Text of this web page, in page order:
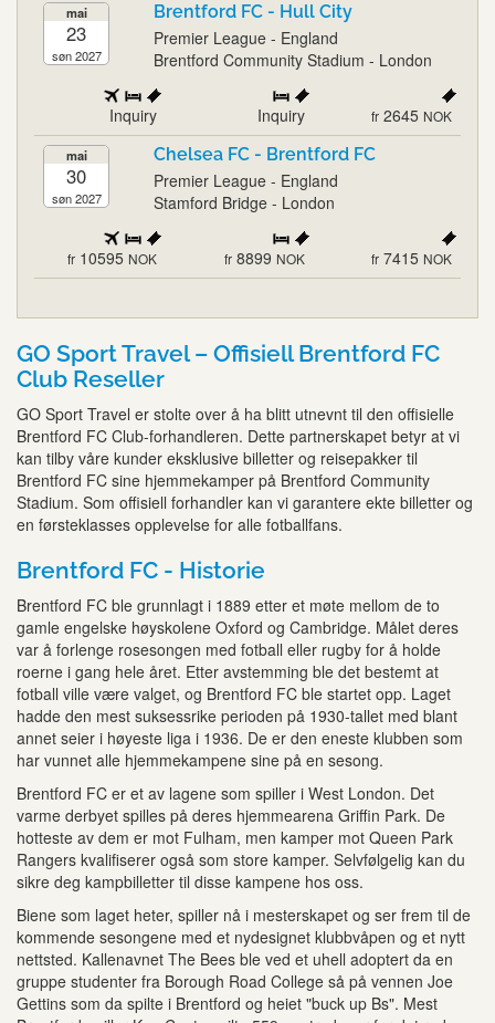
mai
23
søn 2027
Brentford FC - Hull City
Premier League - England
Brentford Community Stadium - London
Inquiry Inquiry fr 2645 NOK
mai
30
søn 2027
Chelsea FC - Brentford FC
Premier League - England
Stamford Bridge - London
fr 10595 NOK fr 8899 NOK fr 7415 NOK
GO Sport Travel – Offisiell Brentford FC
Club Reseller
GO Sport Travel er stolte over å ha blitt utnevnt til den offisielle
Brentford FC Club-forhandleren. Dette partnerskapet betyr at vi
kan tilby våre kunder eksklusive billetter og reisepakker til
Brentford FC sine hjemmekamper på Brentford Community
Stadium. Som offisiell forhandler kan vi garantere ekte billetter og
en førsteklasses opplevelse for alle fotballfans.
Brentford FC - Historie
Brentford FC ble grunnlagt i 1889 etter et møte mellom de to
gamle engelske høyskolene Oxford og Cambridge. Målet deres
var å forlenge rosesongen med fotball eller rugby for å holde
roerne i gang hele året. Etter avstemming ble det bestemt at
fotball ville være valget, og Brentford FC ble startet opp. Laget
hadde den mest suksessrike perioden på 1930-tallet med blant
annet seier i høyeste liga i 1936. De er den eneste klubben som
har vunnet alle hjemmekampene sine på en sesong.
Brentford FC er et av lagene som spiller i West London. Det
varme derbyet spilles på deres hjemmearena Griffin Park. De
hotteste av dem er mot Fulham, men kamper mot Queen Park
Rangers kvalifiserer også som store kamper. Selvfølgelig kan du
sikre deg kampbilletter til disse kampene hos oss.
Biene som laget heter, spiller nå i mesterskapet og ser frem til de
kommende sesongene med et nydesignet klubbvåpen og et nytt
nettsted. Kallenavnet The Bees ble ved et uhell adoptert da en
gruppe studenter fra Borough Road College så på vennen Joe
Gettins som da spilte i Brentford og heiet "buck up Bs". Mest